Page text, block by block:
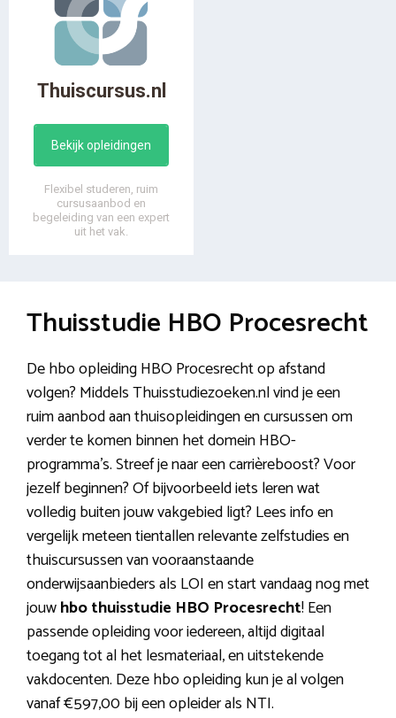
Thuiscursus.nl
Bekijk opleidingen
Flexibel studeren, ruim
cursusaanbod en
begeleiding van een expert
uit het vak.
Thuisstudie HBO Procesrecht
De hbo opleiding HBO Procesrecht op afstand
volgen? Middels Thuisstudiezoeken.nl vind je een
ruim aanbod aan thuisopleidingen en cursussen om
verder te komen binnen het domein HBO-
programma’s. Streef je naar een carrièreboost? Voor
jezelf beginnen? Of bijvoorbeeld iets leren wat
volledig buiten jouw vakgebied ligt? Lees info en
vergelijk meteen tientallen relevante zelfstudies en
thuiscursussen van vooraanstaande
onderwijsaanbieders als LOI en start vandaag nog met
jouwhbo thuisstudie HBO Procesrecht! Een
passende opleiding voor iedereen, altijd digitaal
toegang tot al het lesmateriaal, en uitstekende
vakdocenten. Deze hbo opleiding kun je al volgen
vanaf €597,00 bij een opleider als NTI.